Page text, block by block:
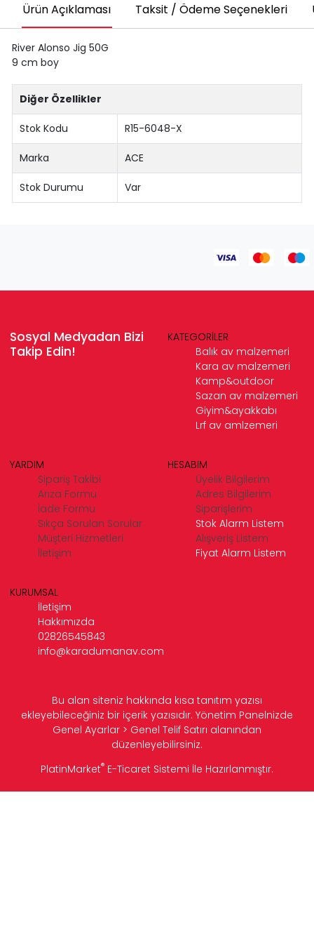
Ürün Açıklaması Taksit / Ödeme Seçenekleri
River Alonso Jig 50G
9 cm boy
Diğer Özellikler
Stok Kodu R15-6048-X
Marka ACE
Stok Durumu Var
Sosyal Medyadan Bizi
Takip Edin!
KATEGORİLER
Balık av malzemeri
Kara av malzemeri
Kamp&outdoor
Sazan av malzemeri
Giyim&ayakkabı
Lrf av amlzemeri
YARDIM
Sipariş Takibi
Arıza Formu
İade Formu
Sıkça Sorulan Sorular
Müşteri Hizmetleri
İletişim
HESABIM
Üyelik Bilgilerim
Adres Bilgilerim
Siparişlerim
Stok Alarm Listem
Alışveriş Listem
Fiyat Alarm Listem
KURUMSAL
İletişim
Hakkımızda
02826545843
info@karadumanav.com
Bu alan siteniz hakkında kısa tanıtım yazısı
ekleyebileceğiniz bir içerik yazısıdır. Yönetim Panelnizde
Genel Ayarlar > Genel Telif Satırı alanından
düzenleyebilirsiniz.
PlatinMarket® E-Ticaret Sistemi İle Hazırlanmıştır.